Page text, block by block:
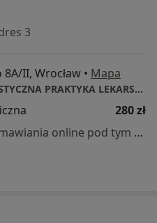
3
II, Wrocław • Mapa
INDYWIDUALNA SPECJALISTYCZNA PRAKTYKA LEKARSKA JOANNA BERNY-MORENO
280 zł
Specjalista nie oferuje umawiania online pod tym adresem.